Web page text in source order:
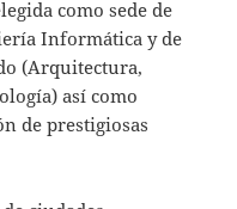
como sede de
Informática y de
(Arquitectura,
así como
de prestigiosas